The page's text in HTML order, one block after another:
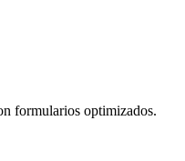
formularios optimizados.